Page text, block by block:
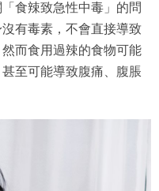
食辣致急性中毒」的問
有毒素，不會直接導致
而食用過辣的食物可能
至可能導致腹痛、腹脹